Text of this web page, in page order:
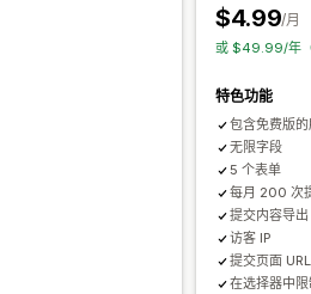
$4.99/月
或 $49.99/年
特色功能
包含免费版
无限字段
5 个表单
每月 200 次
提交内容导出
访客 IP
提交页面 URL
在选择器中